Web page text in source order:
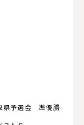
県予選会 準優勝